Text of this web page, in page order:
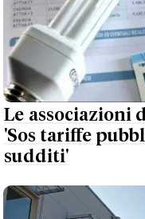
Le associazioni
'Sos tariffe
sudditi'